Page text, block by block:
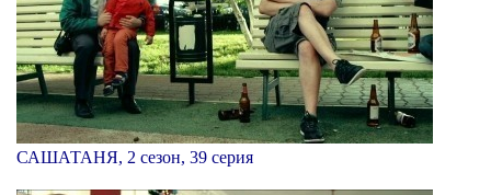
САШАТАНЯ, 2 сезон, 39 серия